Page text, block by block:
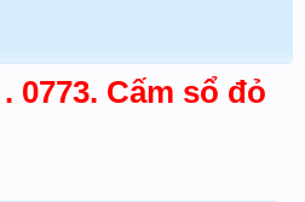
0773. Cấm sổ đỏ